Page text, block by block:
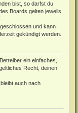
bist, so darfst du
Boards gelten jeweils
und kann
gekündigt werden.
ein einfaches,
Recht, deinen
auch nach